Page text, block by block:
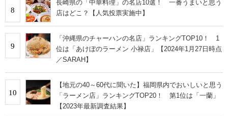
8
長崎県の「中華料理」の名店10選！ 一番うまいと思う
店はどこ？【人気投票実施中】
9
「沖縄県のチャーハンの名店」ランキングTOP10！ 1
位は「あけぼのラーメン 小禄店」【2024年1月27日時点
／SARAH】
10
【地元の40～60代に聞いた】福岡県内でおいしいと思う
「ラーメン店」ランキングTOP20！ 第1位は「一蘭」
【2023年最新調査結果】